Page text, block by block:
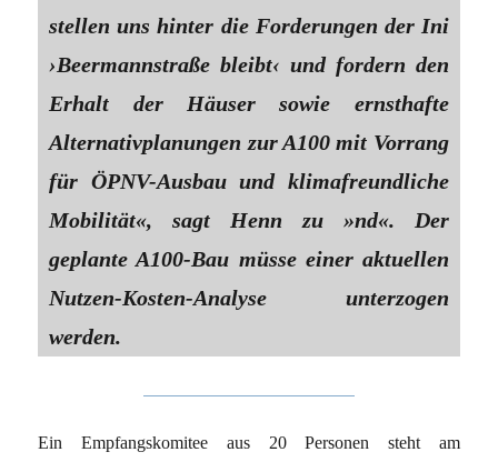
stellen uns hinter die Forderungen der Ini
›Beermannstraße bleibt‹ und fordern den
Erhalt der Häuser sowie ernsthafte
Alternativplanungen zur A100 mit Vorrang
für ÖPNV-Ausbau und klimafreundliche
Mobilität«, sagt Henn zu »nd«. Der
geplante A100-Bau müsse einer aktuellen
Nutzen-Kosten-Analyse unterzogen
werden.
Ein Empfangskomitee aus 20 Personen steht am